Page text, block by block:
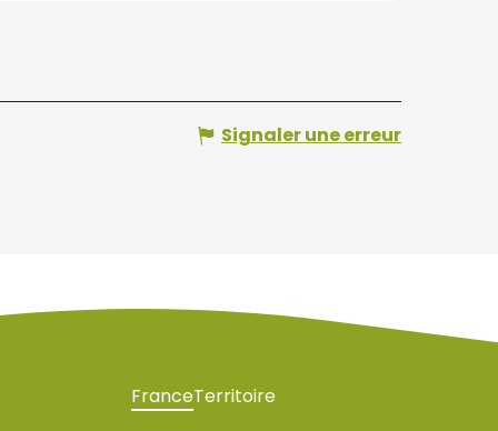
Signaler une erreur
FranceTerritoire